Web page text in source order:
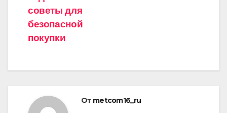
советы для
безопасной
покупки
От metcom16_ru